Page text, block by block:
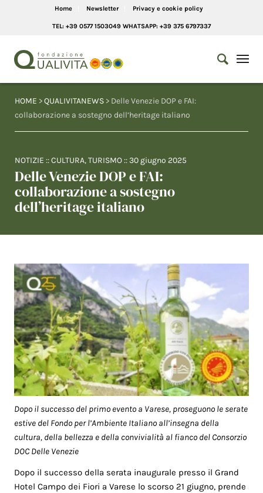
Home Newsletter Privacy e cookie policy
TEL: +39 0577 1503049 WHATSAPP: +39 375 6797337
HOME >QUALIVITANEWS > Delle Venezie DOP e FAI:
collaborazione a sostegno dell’heritage italiano
NOTIZIE ::CULTURA,TURISMO ::30 giugno 2025
Delle Venezie DOP e FAI:
collaborazione a sostegno
dell’heritage italiano
Dopo il successo del primo evento a Varese, proseguono le serate
estive del Fondo per l’Ambiente Italiano all’insegna della
cultura, della bellezza e della convivialità al fianco del Consorzio
DOC Delle Venezie
Dopo il successo della serata inaugurale presso il Grand
Hotel Campo dei Fiori a Varese lo scorso 21 giugno, prende